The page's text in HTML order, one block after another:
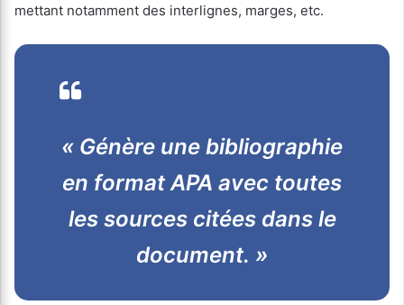
mettant notamment des interlignes, marges, etc.
« Génère une bibliographie
en format APA avec toutes
les sources citées dans le
document. »